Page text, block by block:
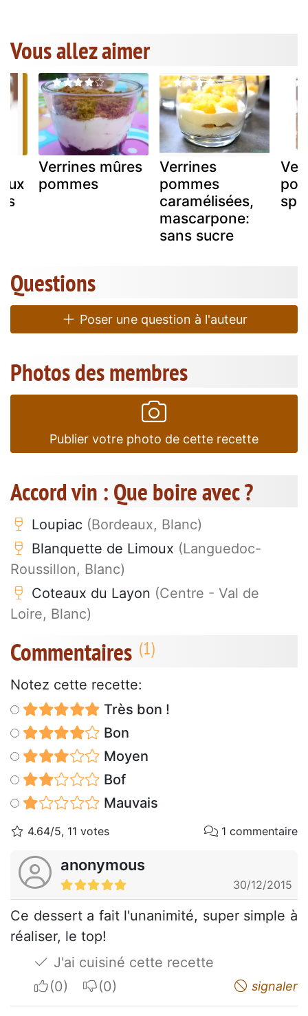
Vous allez aimer
Verrines mûres
pommes
Verrines
pommes
caramélisées,
mascarpone:
sans sucre
Questions
Poser une question à l'auteur
Photos des membres
Publier votre photo de cette recette
Accord vin : Que boire avec ?
Loupiac (Bordeaux, Blanc)
Blanquette de Limoux (Languedoc-
Roussillon, Blanc)
Coteaux du Layon (Centre - Val de
Loire, Blanc)
Commentaires
Notez cette recette:
Très bon !
Bon
Moyen
Bof
Mauvais
4.64/5, 11 votes 1 commentaire
anonymous
30/12/2015
Ce dessert a fait l'unanimité, super simple à
réaliser, le top!
J'ai cuisiné cette recette
I apreciateI do not appreciate signaler